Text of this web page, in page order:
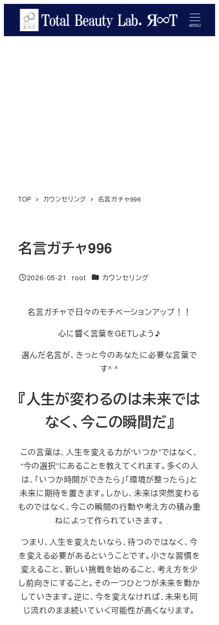
ン
MENU
TOP カウンセリング 名言ガチャ996
名言ガチャ996
投稿日
2026-05-21
著
root カテゴリー
カウンセリング
名言ガチャで日々のモチベーションアップ！！
心に響く言葉をGETしよう♪
選んだ名言が、きっと今のあなたに必要な言葉で
す^ ^
『人生が変わるのは未来では
なく、今この瞬間だ』
この言葉は、人生を変える力が“いつか”ではなく、
“今の選択”にあることを教えてくれます。多くの人
は、「いつか時間ができたら」「環境が整ったら」と
未来に期待を置きます。しかし、未来は突然変わる
ものではなく、今この瞬間の行動や考え方の積み重
ねによって作られていきます。
つまり、人生を変えたいなら、待つのではなく、今
を変える必要があるということです。小さな習慣を
変えること、新しい挑戦を始めること、考え方を少
し前向きにすること。その一つひとつが未来を動か
していきます。逆に、今を変えなければ、未来も同
じ流れのまま続いていく可能性が高くなります。